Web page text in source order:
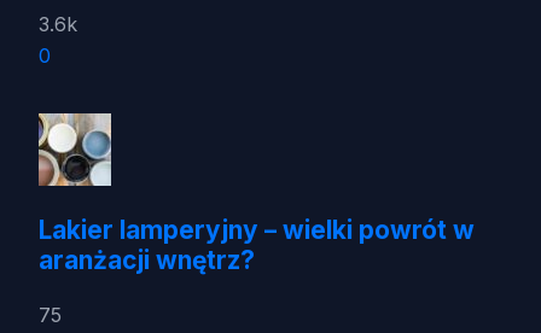
3.6k
0
Lakier lamperyjny – wielki powrót w
aranżacji wnętrz?
75